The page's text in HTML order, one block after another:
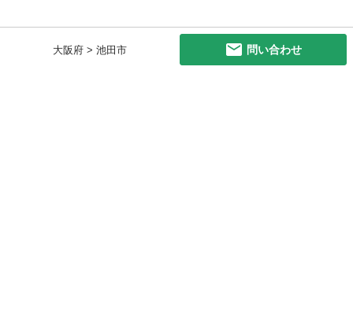
大阪府 > 池田市 問い合わせ